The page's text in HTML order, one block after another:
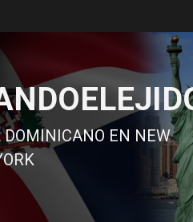
DOMINICANO EN NEW